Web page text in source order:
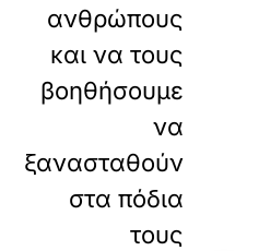
ανθρώπους
και να τους
βοηθήσουμε
να
ξανασταθούν
στα πόδια
τους